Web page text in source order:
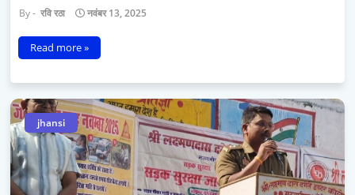
रवि रठा नवंबर 13, 2025
Read more »
jhansi